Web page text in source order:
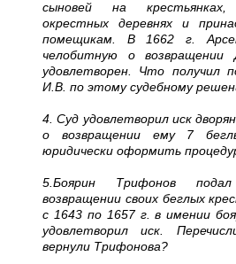
сыновей на
окрестных деревнях и
помещикам. В 1662 г.
челобитную о возвращении
удовлетворен. Что получил
И.В. по этому судебному
4. Суд удовлетворил иск
о возвращении ему 7
юридически оформить
5.Боярин Трифонов
возвращении своих беглых
с 1643 по 1657 г. в имении
удовлетворил иск.
вернули Трифонова?